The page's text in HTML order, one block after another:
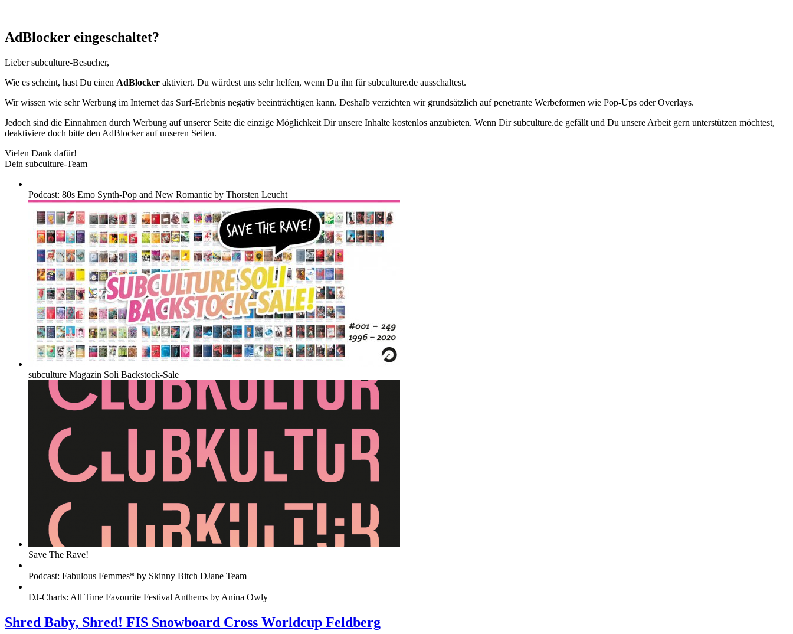
AdBlocker eingeschaltet?
Lieber subculture-Besucher,
Wie es scheint, hast Du einen AdBlocker aktiviert. Du würdest uns sehr helfen, wenn Du ihn für subculture.de ausschaltest.
Wir wissen wie sehr Werbung im Internet das Surf-Erlebnis negativ beeinträchtigen kann. Deshalb verzichten wir grundsätzlich auf penetrante Werbeformen wie Pop-Ups oder Overlays.
Jedoch sind die Einnahmen durch Werbung auf unserer Seite die einzige Möglichkeit Dir unsere Inhalte kostenlos anzubieten. Wenn Dir subculture.de gefällt und Du unsere Arbeit gern unterstützen möchtest,
deaktiviere doch bitte den AdBlocker auf unseren Seiten.
Vielen Dank dafür!
Dein subculture-Team
Podcast: 80s Emo Synth-Pop and New Romantic by Thorsten Leucht
subculture Magazin Soli Backstock-Sale
Save The Rave!
Podcast: Fabulous Femmes* by Skinny Bitch DJane Team
DJ-Charts: All Time Favourite Festival Anthems by Anina Owly
Shred Baby, Shred! FIS Snowboard Cross Worldcup Feldberg